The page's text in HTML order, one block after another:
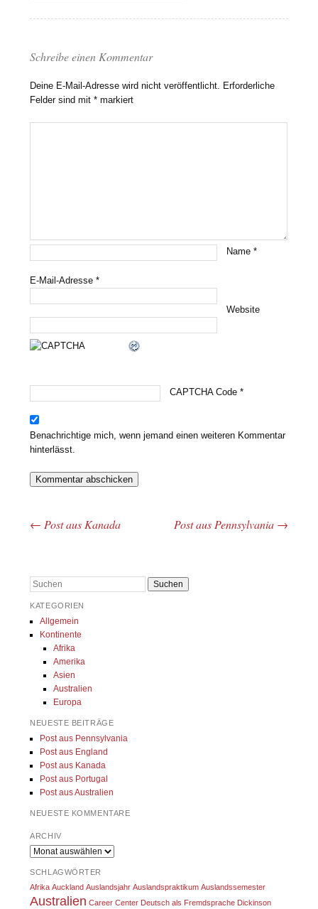
Schreibe einen Kommentar
Deine E-Mail-Adresse wird nicht veröffentlicht. Erforderliche
Felder sind mit* markiert
Name*
E-Mail-Adresse*
Website
CAPTCHA Code *
Benachrichtige mich, wenn jemand einen weiteren Kommentar
hinterlässt.
Beitrags-Navigation
← Post aus Kanada Post aus Pennsylvania →
Suchen
KATEGORIEN
Allgemein
Kontinente
Afrika
Amerika
Asien
Australien
Europa
NEUESTE BEITRÄGE
Post aus Pennsylvania
Post aus England
Post aus Kanada
Post aus Portugal
Post aus Australien
NEUESTE KOMMENTARE
ARCHIV
Archiv
SCHLAGWÖRTER
Afrika Auckland Auslandsjahr Auslandspraktikum Auslandssemester
Australien Career Center Deutsch als Fremdsprache Dickinson